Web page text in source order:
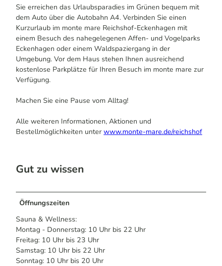
Sie erreichen das Urlaubsparadies im Grünen bequem mit
dem Auto über die Autobahn A4. Verbinden Sie einen
Kurzurlaub im monte mare Reichshof-Eckenhagen mit
einem Besuch des nahegelegenen Affen- und Vogelparks
Eckenhagen oder einem Waldspaziergang in der
Umgebung. Vor dem Haus stehen Ihnen ausreichend
kostenlose Parkplätze für Ihren Besuch im monte mare zur
Verfügung.
Machen Sie eine Pause vom Alltag!
Alle weiteren Informationen, Aktionen und
Bestellmöglichkeiten unter www.monte-mare.de/reichshof
Gut zu wissen
Öffnungszeiten
Sauna & Wellness:
Montag - Donnerstag: 10 Uhr bis 22 Uhr
Freitag: 10 Uhr bis 23 Uhr
Samstag: 10 Uhr bis 22 Uhr
Sonntag: 10 Uhr bis 20 Uhr